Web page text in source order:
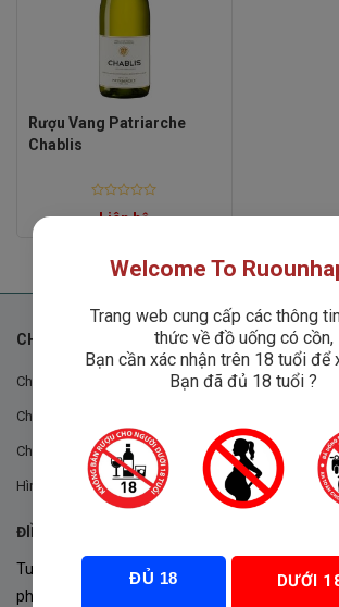
Rượu Vang Patriarche
Chablis
Rated
Liên hệ
CHÍNH SÁCH
Chính sách chung
Chính sách đổi trả
Chính sách mua hàng
Hình thức thanh toán
ĐIỀU KHOẢN VÀ CHÍNH SÁCH
Tuân thủ Nghị định 105/2017/NĐ-CP ngày 14/
phủ về sản xuất, kinh doanh rượu. Tuân thủ
Welcome To
Trang web cung cấp các thông
thức về đồ uống có cồn,
Bạn cần xác nhận trên 18 tuổi để
Bạn đã đủ 18 tuổi ?
ĐỦ 18
DƯỚI